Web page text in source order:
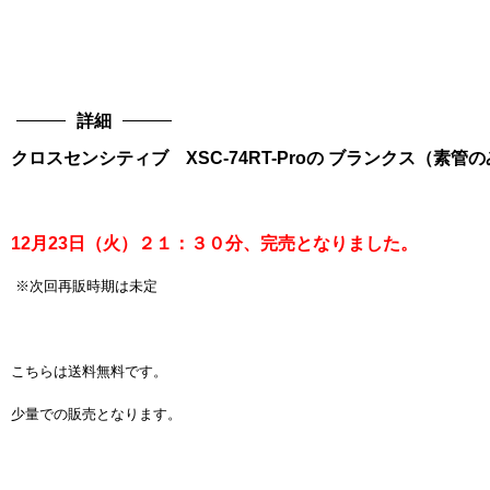
詳細
クロスセンシティブ XSC-74RT-Proの ブランクス（素管の
12月23日（火）２１：３０分、完売となりました。
※次回再販時期は未定
こちらは送料無料です。
少量での販売となります。